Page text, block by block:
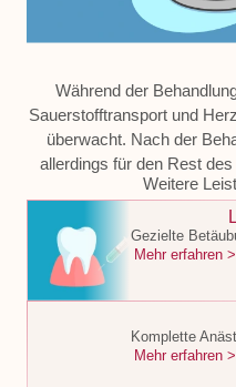
Während der
Sauerstofftransport und
überwacht. Nach der
allerdings für den Rest
Weitere
Gezielte
Mehr erfahren >
Komplette
Mehr erfahren >